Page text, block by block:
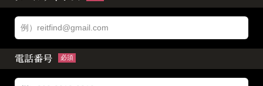
電話番号 必須